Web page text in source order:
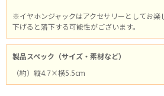
※イヤホンジャックはアクセサリーとしてお楽
下げると落下する可能性がございます。
製品スペック（サイズ・素材など）
（約）縦4.7×横5.5cm